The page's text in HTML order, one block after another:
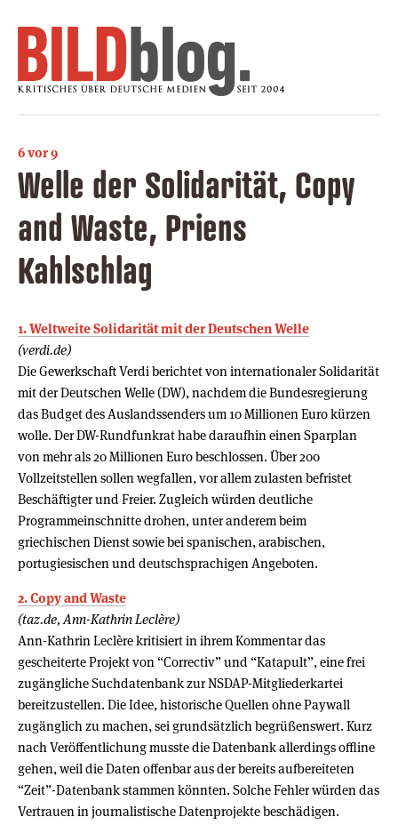
6 vor 9
Welle der Solidarität, Copy
and Waste, Priens
Kahlschlag
1. Weltweite Solidarität mit der Deutschen Welle
(verdi.de)
Die Gewerkschaft Verdi berichtet von internationaler Solidarität
mit der Deutschen Welle (DW), nachdem die Bundesregierung
das Budget des Auslandssenders um 10 Millionen Euro kürzen
wolle. Der DW-Rundfunkrat habe daraufhin einen Sparplan
von mehr als 20 Millionen Euro beschlossen. Über 200
Vollzeitstellen sollen wegfallen, vor allem zulasten befristet
Beschäftigter und Freier. Zugleich würden deutliche
Programmeinschnitte drohen, unter anderem beim
griechischen Dienst sowie bei spanischen, arabischen,
portugiesischen und deutschsprachigen Angeboten.
2. Copy and Waste
(taz.de, Ann-Kathrin Leclère)
Ann-Kathrin Leclère kritisiert in ihrem Kommentar das
gescheiterte Projekt von “Correctiv” und “Katapult”, eine frei
zugängliche Suchdatenbank zur NSDAP-Mitgliederkartei
bereitzustellen. Die Idee, historische Quellen ohne Paywall
zugänglich zu machen, sei grundsätzlich begrüßenswert. Kurz
nach Veröffentlichung musste die Datenbank allerdings offline
gehen, weil die Daten offenbar aus der bereits aufbereiteten
“Zeit”-Datenbank stammen könnten. Solche Fehler würden das
Vertrauen in journalistische Datenprojekte beschädigen.